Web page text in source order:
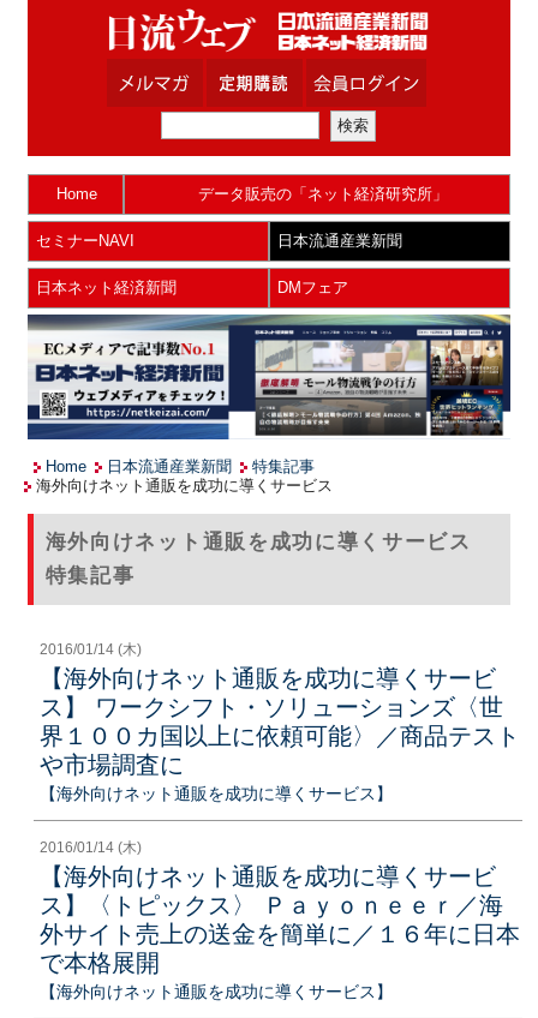
Home データ販売の「ネット経済研究所」
セミナーNAVI 日本流通産業新聞
日本ネット経済新聞 DMフェア
Home 日本流通産業新聞
特集記事
海外向けネット通販を成功に導くサービス
海外向けネット通販を成功に導くサービス
特集記事
2016/01/14 (木)
【海外向けネット通販を成功に導くサービ
ス】 ワークシフト・ソリューションズ〈世
界１００カ国以上に依頼可能〉／商品テスト
や市場調査に
【海外向けネット通販を成功に導くサービス】
2016/01/14 (木)
【海外向けネット通販を成功に導くサービ
ス】〈トピックス〉 Ｐａｙｏｎｅｅｒ／海
外サイト売上の送金を簡単に／１６年に日本
で本格展開
【海外向けネット通販を成功に導くサービス】